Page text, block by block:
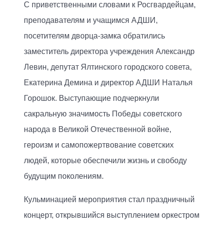
С приветственными словами к Росгвардейцам,
преподавателям и учащимся АДШИ,
посетителям дворца-замка обратились
заместитель директора учреждения Александр
Левин, депутат Ялтинского городского совета,
Екатерина Демина и директор АДШИ Наталья
Горошок. Выступающие подчеркнули
сакральную значимость Победы советского
народа в Великой Отечественной войне,
героизм и самопожертвование советских
людей, которые обеспечили жизнь и свободу
будущим поколениям.
Кульминацией мероприятия стал праздничный
концерт, открывшийся выступлением оркестром